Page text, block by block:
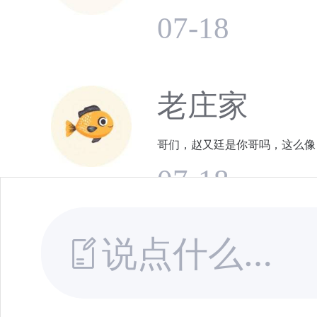
07-18
老庄家
哥们，赵又廷是你哥吗，这么像
07-18
说点什么…